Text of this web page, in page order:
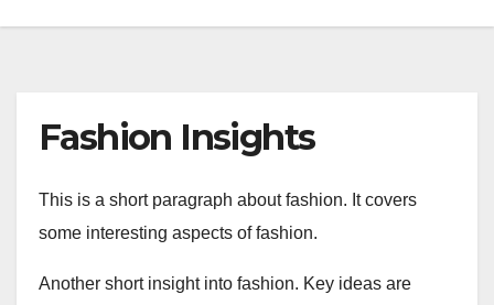
Fashion Insights
This is a short paragraph about fashion. It covers
some interesting aspects of fashion.
Another short insight into fashion. Key ideas are